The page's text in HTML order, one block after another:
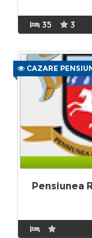
35 3
CAZARE
Pensiunea